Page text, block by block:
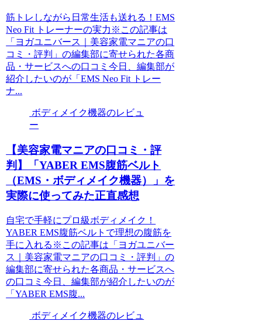
筋トレしながら日常生活も送れる！EMS
Neo Fit トレーナーの実力※この記事は
「ヨガユニバース｜美容家電マニアの口
コミ・評判」の編集部に寄せられた各商
品・サービスへの口コミ今日、編集部が
紹介したいのが「EMS Neo Fit トレー
ナ...
ボディメイク機器のレビュ
ー
【美容家電マニアの口コミ・評
判】「YABER EMS腹筋ベルト
（EMS・ボディメイク機器）」を
実際に使ってみた正直感想
自宅で手軽にプロ級ボディメイク！
YABER EMS腹筋ベルトで理想の腹筋を
手に入れる※この記事は「ヨガユニバー
ス｜美容家電マニアの口コミ・評判」の
編集部に寄せられた各商品・サービスへ
の口コミ今日、編集部が紹介したいのが
「YABER EMS腹...
ボディメイク機器のレビュ